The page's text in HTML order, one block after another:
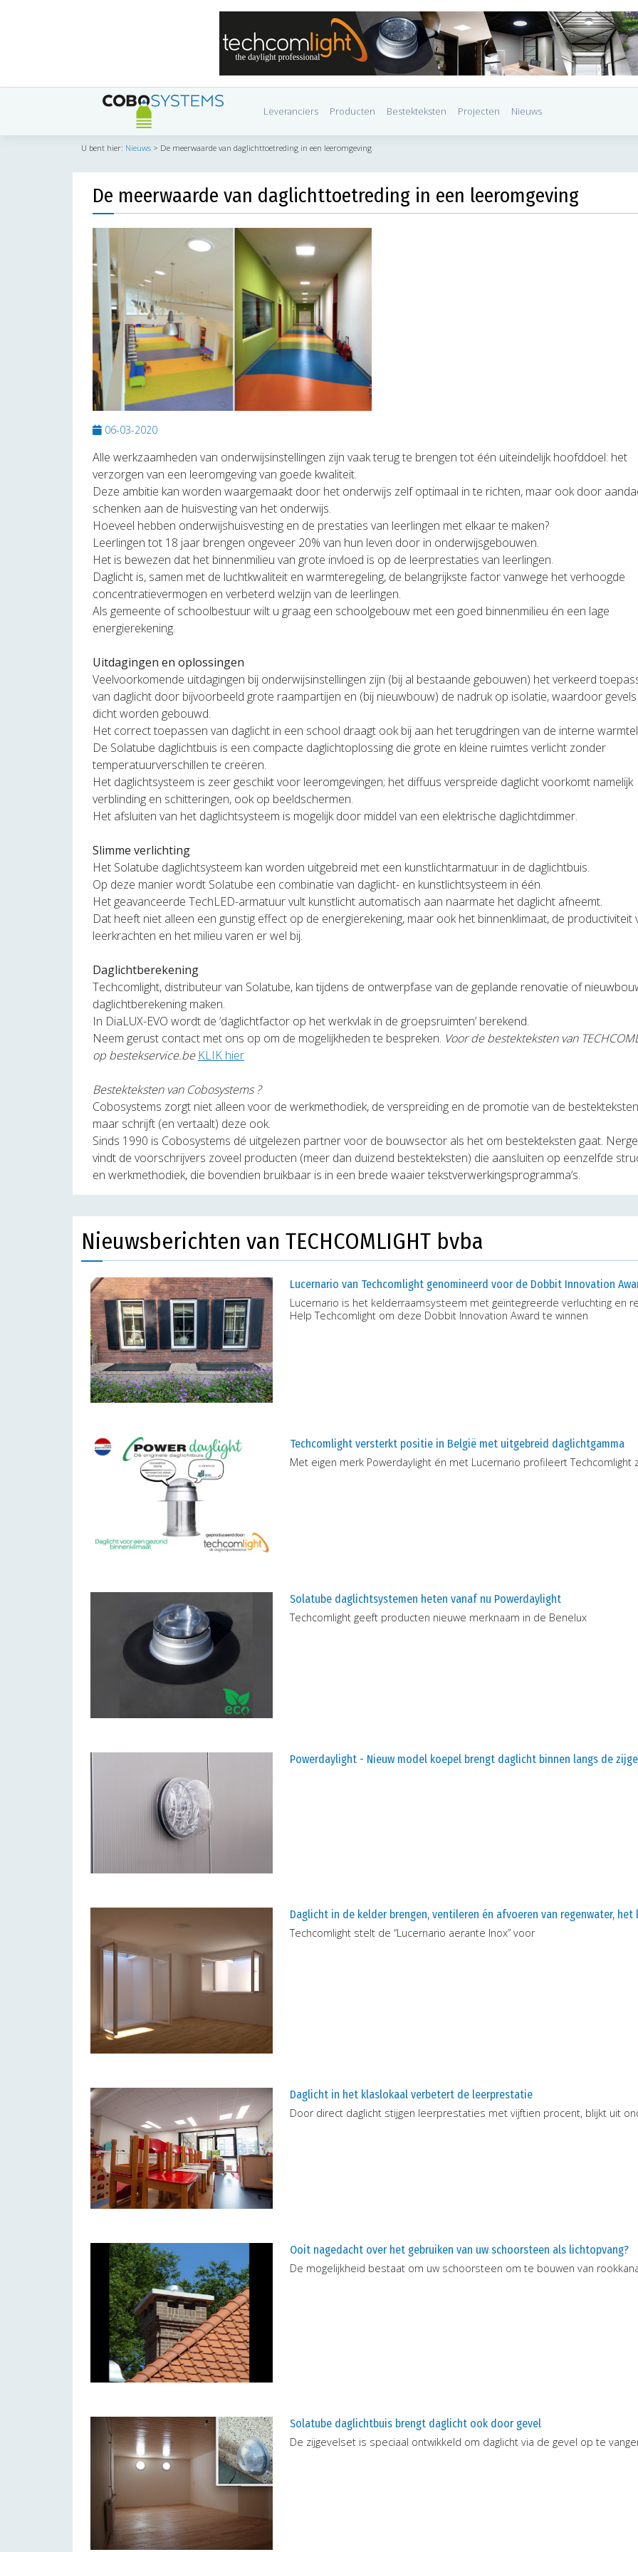
Leveranciers Producten Bestekteksten Projecten Nieuws
U bent hier: Nieuws > De meerwaarde van daglichttoetreding in een leeromgeving
De meerwaarde van daglichttoetreding in een leeromgeving
06-03-2020
Alle werkzaamheden van onderwijsinstellingen zijn vaak terug te brengen tot één uiteindelijk hoofddoel: het
verzorgen van een leeromgeving van goede kwaliteit.
Deze ambitie kan worden waargemaakt door het onderwijs zelf optimaal in te richten, maar ook door
schenken aan de huisvesting van het onderwijs.
Hoeveel hebben onderwijshuisvesting en de prestaties van leerlingen met elkaar te maken?
Leerlingen tot 18 jaar brengen ongeveer 20% van hun leven door in onderwijsgebouwen.
Het is bewezen dat het binnenmilieu van grote invloed is op de leerprestaties van leerlingen.
Daglicht is, samen met de luchtkwaliteit en warmteregeling, de belangrijkste factor vanwege het verhoogde
concentratievermogen en verbeterd welzijn van de leerlingen.
Als gemeente of schoolbestuur wilt u graag een schoolgebouw met een goed binnenmilieu én een lage
energierekening.
Uitdagingen en oplossingen
Veelvoorkomende uitdagingen bij onderwijsinstellingen zijn (bij al bestaande gebouwen) het verkeerd
van daglicht door bijvoorbeeld grote raampartijen en (bij nieuwbouw) de nadruk op isolatie, waardoor
dicht worden gebouwd.
Het correct toepassen van daglicht in een school draagt ook bij aan het terugdringen van de interne
De Solatube daglichtbuis is een compacte daglichtoplossing die grote en kleine ruimtes verlicht zonder
temperatuurverschillen te creëren.
Het daglichtsysteem is zeer geschikt voor leeromgevingen; het diffuus verspreide daglicht voorkomt namelijk
verblinding en schitteringen, ook op beeldschermen.
Het afsluiten van het daglichtsysteem is mogelijk door middel van een elektrische daglichtdimmer.
Slimme verlichting
Het Solatube daglichtsysteem kan worden uitgebreid met een kunstlichtarmatuur in de daglichtbuis.
Op deze manier wordt Solatube een combinatie van daglicht- en kunstlichtsysteem in één.
Het geavanceerde TechLED-armatuur vult kunstlicht automatisch aan naarmate het daglicht afneemt.
Dat heeft niet alleen een gunstig effect op de energierekening, maar ook het binnenklimaat, de productiviteit
leerkrachten en het milieu varen er wel bij.
Daglichtberekening
Techcomlight, distributeur van Solatube, kan tijdens de ontwerpfase van de geplande renovatie of
daglichtberekening maken.
In DiaLUX-EVO wordt de ‘daglichtfactor op het werkvlak in de groepsruimten’ berekend.
Neem gerust contact met ons op om de mogelijkheden te bespreken. Voor de bestekteksten van
op bestekservice.be KLIK hier
Bestekteksten van Cobosystems ?
Cobosystems zorgt niet alleen voor de werkmethodiek, de verspreiding en de promotie van de
maar schrijft (en vertaalt) deze ook.
Sinds 1990 is Cobosystems dé uitgelezen partner voor de bouwsector als het om bestekteksten gaat.
vindt de voorschrijvers zoveel producten (meer dan duizend bestekteksten) die aansluiten op eenzelfde
en werkmethodiek, die bovendien bruikbaar is in een brede waaier tekstverwerkingsprogramma’s.
Nieuwsberichten van TECHCOMLIGHT bvba
Lucernario van Techcomlight genomineerd voor de Dobbit Innovation
Lucernario is het kelderraamsysteem met geïntegreerde verluchting en
Help Techcomlight om deze Dobbit Innovation Award te winnen
Techcomlight versterkt positie in België met uitgebreid daglichtgamma
Met eigen merk Powerdaylight én met Lucernario profileert
Solatube daglichtsystemen heten vanaf nu Powerdaylight
Techcomlight geeft producten nieuwe merknaam in de Benelux
Powerdaylight - Nieuw model koepel brengt daglicht binnen langs de
Daglicht in de kelder brengen, ventileren én afvoeren van regenwater,
Techcomlight stelt de “Lucernario aerante Inox” voor
Daglicht in het klaslokaal verbetert de leerprestatie
Door direct daglicht stijgen leerprestaties met vijftien procent, blijkt uit
Ooit nagedacht over het gebruiken van uw schoorsteen als lichtopvang?
De mogelijkheid bestaat om uw schoorsteen om te bouwen van
Solatube daglichtbuis brengt daglicht ook door gevel
De zijgevelset is speciaal ontwikkeld om daglicht via de gevel op te